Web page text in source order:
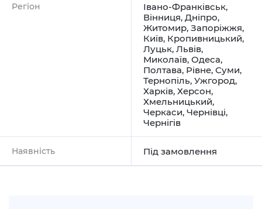
Регіон Івано-Франківськ,
Вінниця, Дніпро,
Житомир, Запоріжжя,
Київ, Кропивницький,
Луцьк, Львів,
Миколаїв, Одеса,
Полтава, Рівне, Суми,
Тернопіль, Ужгород,
Харків, Херсон,
Хмельницький,
Черкаси, Чернівці,
Чернігів
Наявність Під замовлення